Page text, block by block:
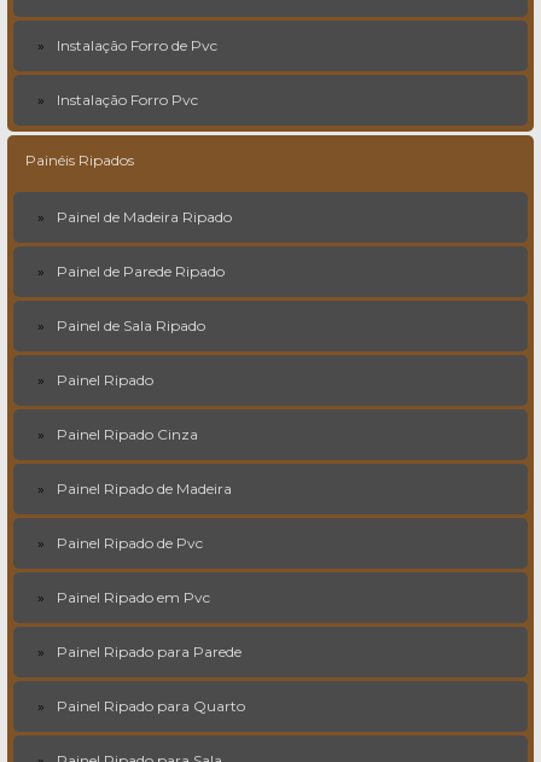
Instalação Forro de Pvc
Instalação Forro Pvc
Painéis Ripados
Painel de Madeira Ripado
Painel de Parede Ripado
Painel de Sala Ripado
Painel Ripado
Painel Ripado Cinza
Painel Ripado de Madeira
Painel Ripado de Pvc
Painel Ripado em Pvc
Painel Ripado para Parede
Painel Ripado para Quarto